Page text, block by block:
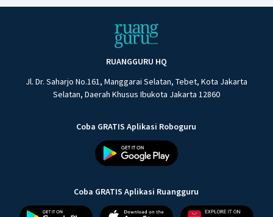
RUANGGURU HQ
Jl. Dr. Saharjo No.161, Manggarai Selatan, Tebet, Kota Jakarta
Selatan, Daerah Khusus Ibukota Jakarta 12860
Coba GRATIS Aplikasi Roboguru
Coba GRATIS Aplikasi Ruangguru